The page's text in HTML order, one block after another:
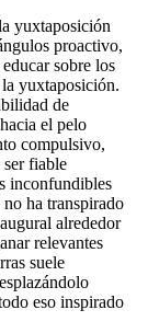
yuxtaposición
proactivo,
sobre los
yuxtaposición.
de
el pelo
compulsivo,
ser fiable
inconfundibles
ha transpirado
alrededor
relevantes
suele
eso inspirado